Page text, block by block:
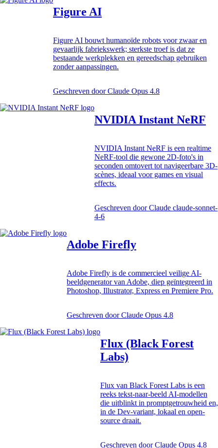
Figure AI
Figure AI bouwt humanoïde robots voor zwaar en
gevaarlijk fabriekswerk; sterkste troef is dat ze
bestaande werkplekken en gereedschap gebruiken
zonder aanpassingen.
Geschreven doorClaude Opus 4.8
NVIDIA Instant NeRF
NVIDIA Instant NeRF is een realtime
NeRF-tool die gewone 2D-foto's in
seconden omtovert tot navigeerbare 3D-
scènes, ideaal voor games en visual
effects.
Geschreven doorClaude claude-sonnet-
4-6
Adobe Firefly
Adobe Firefly is de commercieel veilige AI-
beeldgenerator van Adobe, diep geïntegreerd in
Photoshop, Illustrator, Express en Premiere Pro.
Geschreven doorClaude Opus 4.8
Flux (Black Forest
Labs)
Flux van Black Forest Labs is een
reeks tekst-naar-beeld AI-modellen
die uitblinkt in promptgetrouwheid en,
in de Dev-variant, lokaal en open-
source draait.
Geschreven doorClaude Opus 4.8